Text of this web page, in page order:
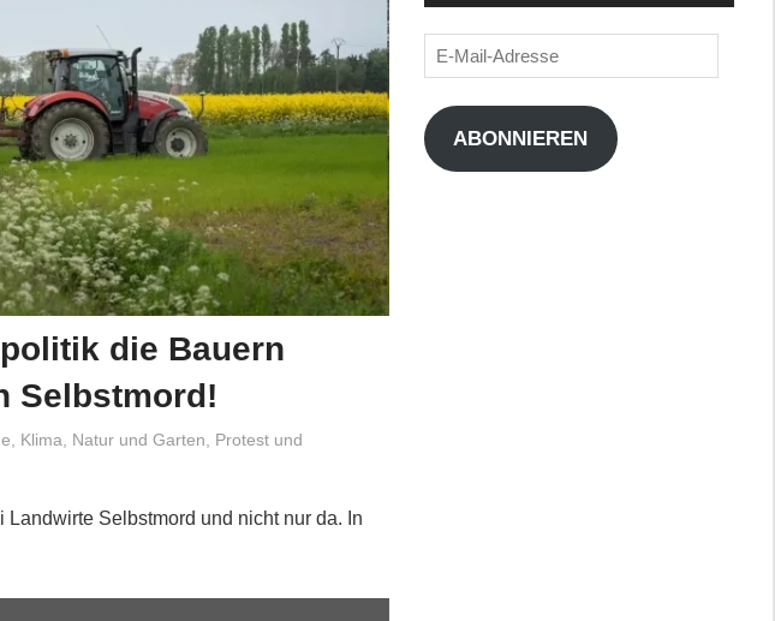
die Bauern
Selbstmord!
Klima Natur und Garten
Protest und
Selbstmord und nicht nur da. In
E-
Mail-
Adresse
ABONNIEREN